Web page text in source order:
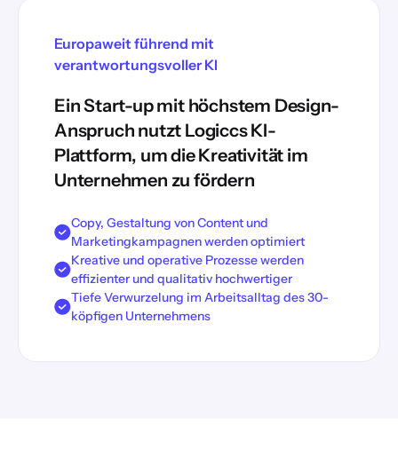
Europaweit führend mit
verantwortungsvoller KI
Ein Start-up mit höchstem Design-
Anspruch nutzt Logiccs KI-
Plattform, um die Kreativität im
Unternehmen zu fördern
Copy, Gestaltung von Content und
Marketingkampagnen werden optimiert
Kreative und operative Prozesse werden
effizienter und qualitativ hochwertiger
Tiefe Verwurzelung im Arbeitsalltag des 30-
köpfigen Unternehmens